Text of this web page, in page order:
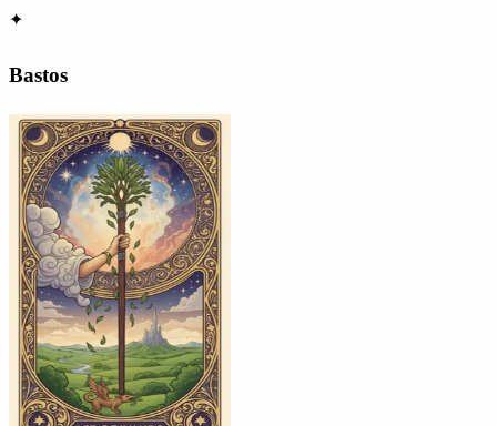
✦
Bastos